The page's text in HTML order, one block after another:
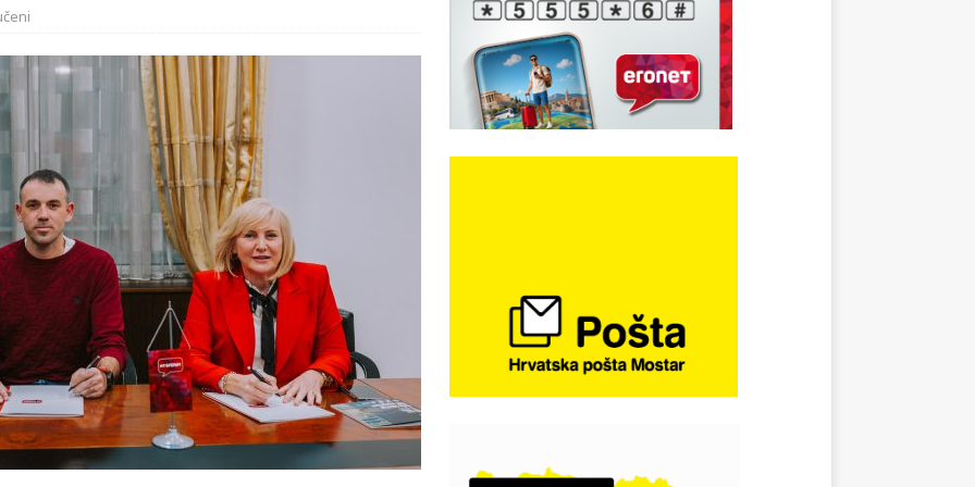
Vozači satima čekaju, dok se drugi ubacuju sa strane
VIJESTI
29. srpnja 2018, preminuo je glazbeni genij Oliver Dragojević
o Oluji: Hrvati imaju što slaviti, dobili su ono što im povijesno